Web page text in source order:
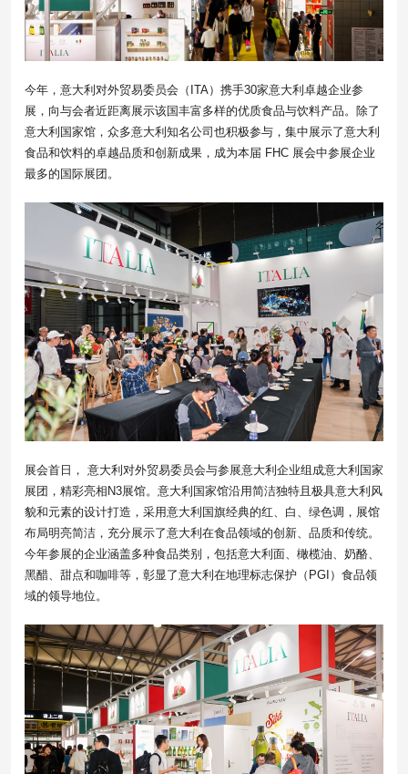
今年，意大利对外贸易委员会（ITA）携手30家意大利卓越企业参
展，向与会者近距离展示该国丰富多样的优质食品与饮料产品。除了
意大利国家馆，众多意大利知名公司也积极参与，集中展示了意大利
食品和饮料的卓越品质和创新成果，成为本届 FHC 展会中参展企业
最多的国际展团。
展会首日， 意大利对外贸易委员会与参展意大利企业组成意大利国家
展团，精彩亮相N3展馆。意大利国家馆沿用简洁独特且极具意大利风
貌和元素的设计打造，采用意大利国旗经典的红、白、绿色调，展馆
布局明亮简洁，充分展示了意大利在食品领域的创新、品质和传统。
今年参展的企业涵盖多种食品类别，包括意大利面、橄榄油、奶酪、
黑醋、甜点和咖啡等，彰显了意大利在地理标志保护（PGI）食品领
域的领导地位。